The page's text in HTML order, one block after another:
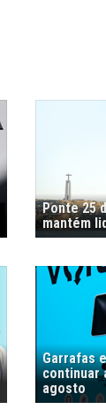
Ponte 25
mantém
Garrafas
continuar
agosto